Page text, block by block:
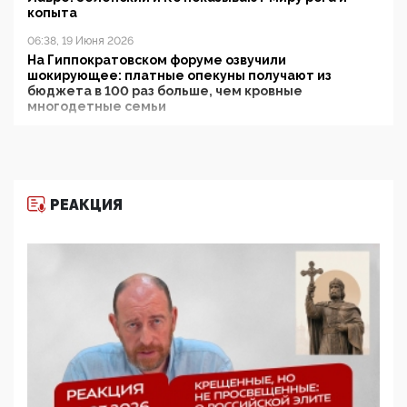
копыта
06:38, 19 Июня 2026
На Гиппократовском форуме озвучили
шокирующее: платные опекуны получают из
бюджета в 100 раз больше, чем кровные
многодетные семьи
11:53, 09 Июня 2026
деятельность ИИТО ЮНЕСКО в России, но
цифроглобалисты продолжают определять
повестку в образовании
09:43, 01 Июня 2026
5G за счет здоровья граждан: Минцифры намерено
отобрать у регионов и муниципалитетов право
защищать жилые дома и социальные объекты от
05:58, 26 Мая 2026
РЕАКЦИЯ